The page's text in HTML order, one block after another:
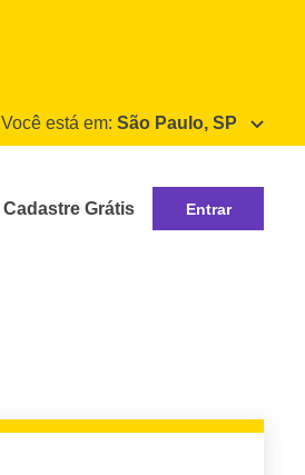
Você está em: São Paulo, SP
Cadastre Grátis Entrar